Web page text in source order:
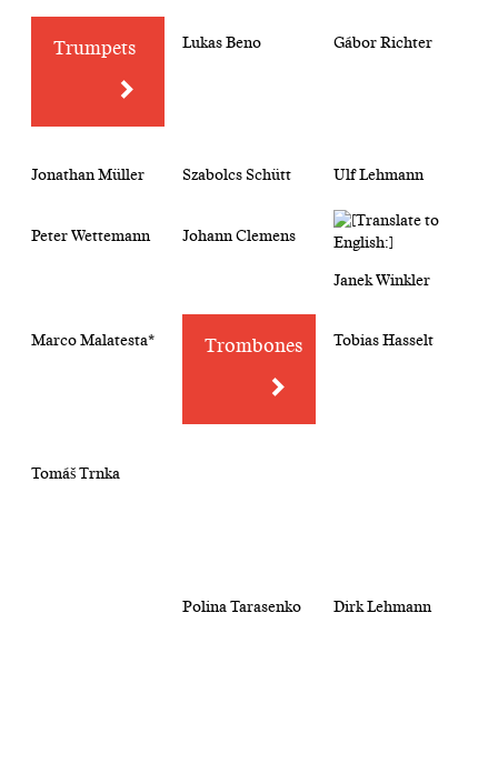
Trumpets Lukas Beno Gábor Richter
Jonathan Müller Szabolcs Schütt Ulf Lehmann
Peter Wettemann Johann Clemens
Janek Winkler
Marco Malatesta* Trombones Tobias Hasselt
Tomáš Trnka
Polina Tarasenko Dirk Lehmann